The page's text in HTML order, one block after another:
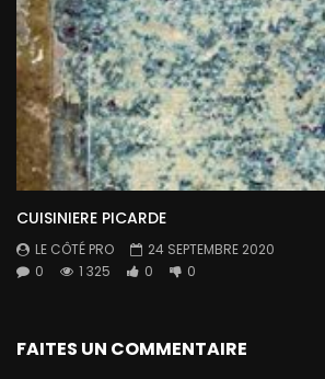
CUISINIERE PICARDE
LE CÔTÉ PRO
24 SEPTEMBRE 2020
0
1 325 0 0
FAITES UN COMMENTAIRE